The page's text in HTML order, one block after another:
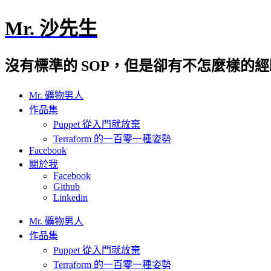
Mr. 沙先生
沒有標準的 SOP，但是卻有不怎麼樣的
Mr. 礦物男人
作品集
Puppet 從入門就放棄
Terraform 的一百零一種姿勢
Facebook
關於我
Facebook
Github
Linkedin
Mr. 礦物男人
作品集
Puppet 從入門就放棄
Terraform 的一百零一種姿勢